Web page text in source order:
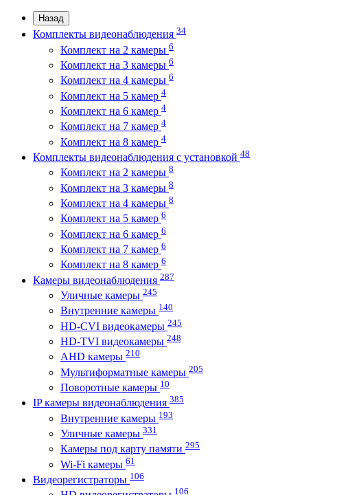
Назад
Комплекты видеонаблюдения 34
Комплект на 2 камеры 6
Комплект на 3 камеры 6
Комплект на 4 камеры 6
Комплект на 5 камер 4
Комплект на 6 камер 4
Комплект на 7 камер 4
Комплект на 8 камер 4
Комплекты видеонаблюдения с установкой 48
Комплект на 2 камеры 8
Комплект на 3 камеры 8
Комплект на 4 камеры 8
Комплект на 5 камер 6
Комплект на 6 камер 6
Комплект на 7 камер 6
Комплект на 8 камер 6
Камеры видеонаблюдения 287
Уличные камеры 245
Внутренние камеры 140
HD-CVI видеокамеры 245
HD-TVI видеокамеры 248
AHD камеры 210
Мультиформатные камеры 205
Поворотные камеры 10
IP камеры видеонаблюдения 385
Внутренние камеры 193
Уличные камеры 331
Камеры под карту памяти 295
Wi-Fi камеры 61
Видеорегистраторы 106
106